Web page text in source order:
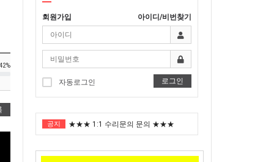
회원가입 아이디/비번찾기
자동로그인 로그인
공지
"노트북부서" 1월 임시휴가 안내
2025년 8월 휴가안내입니다.